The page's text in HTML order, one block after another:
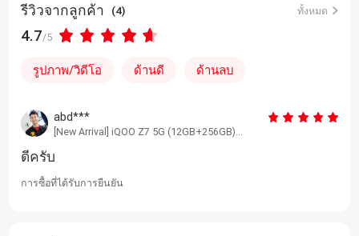
รีวิวจากลูกค้า (4) ทั้งหมด
4.7/5
รูปภาพ/วิดีโอ ด้านดี ด้านลบ
abd***
[New Arrival] iQOO Z7 5G (12GB+256GB)
ดีครับ
การซื้อที่ได้รับการยืนยัน